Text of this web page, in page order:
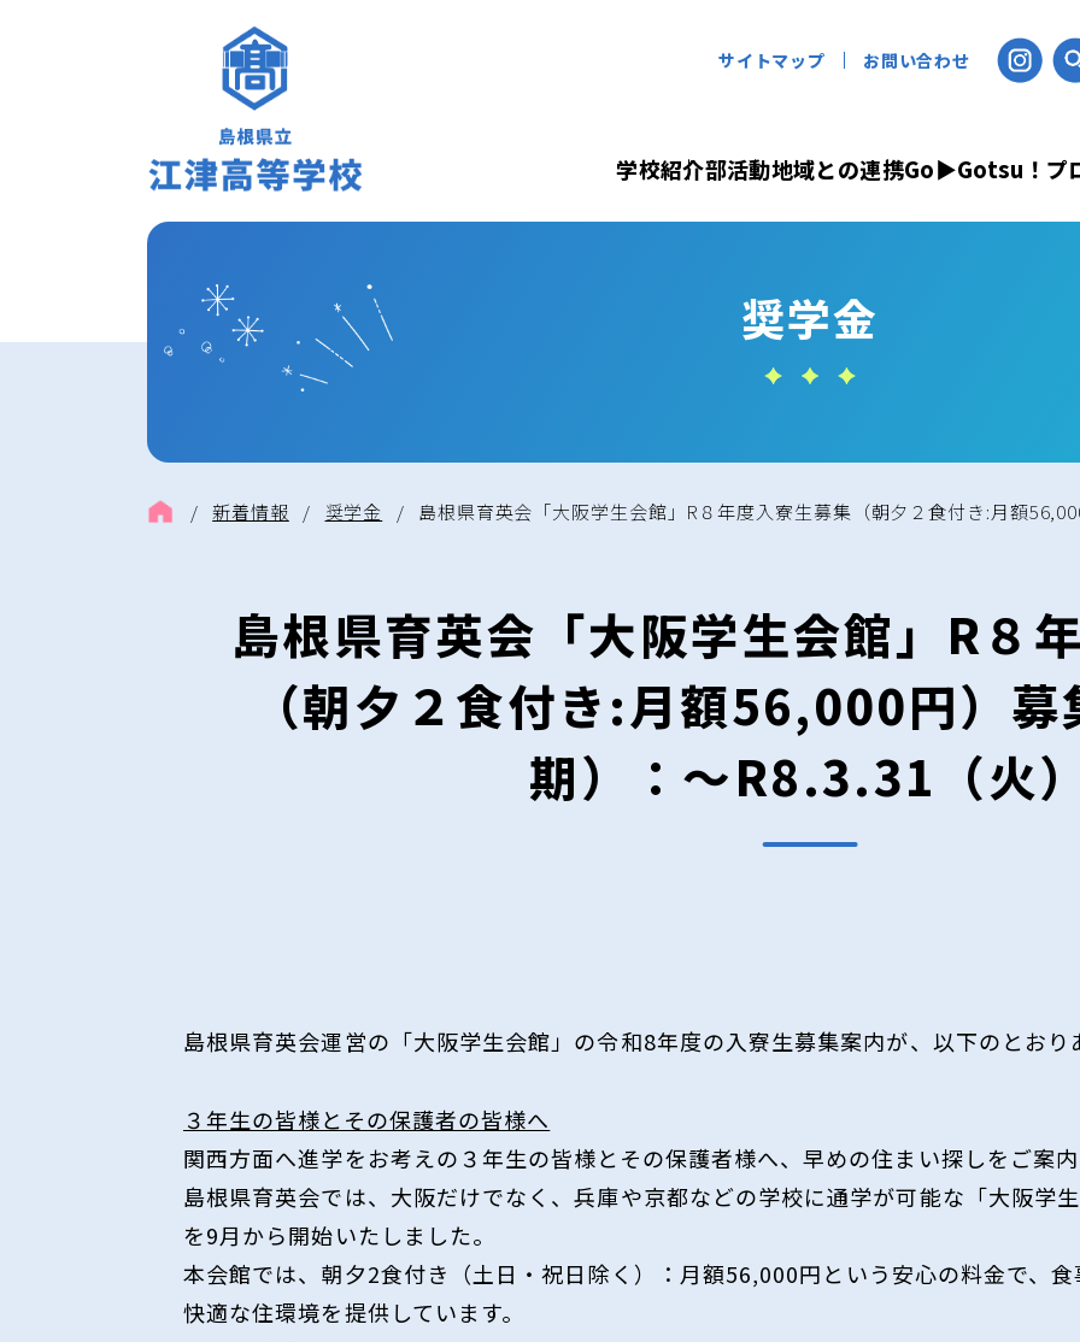
サイトマップ お問い合わせ
学校紹介部活動地域との連携Go▶Gotsu！プ
奨学金
/ 新着情報 / 奨学金 / 島根県育英会「大阪学生会館」R８年度入寮生募集（朝夕２食付き:月額
島根県育英会「大阪学生会館」R８
（朝夕２食付き:月額56,000円）
期）：～R8.3.31（火
島根県育英会運営の「大阪学生会館」の令和8年度の入寮生募集案内が、以下のとお
３年生の皆様とその保護者の皆様へ
関西方面へ進学をお考えの３年生の皆様とその保護者様へ、早めの住まい探しをご案
島根県育英会では、大阪だけでなく、兵庫や京都などの学校に通学が可能な「大阪学
を9月から開始いたしました。
本会館では、朝夕2食付き（土日・祝日除く）：月額56,000円という安心の料金で、
快適な住環境を提供しています。